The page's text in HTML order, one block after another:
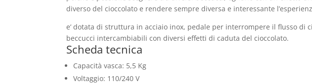
diverso del cioccolato e rendere sempre diversa e interessante
e’ dotata di struttura in acciaio inox, pedale per interrompere il flusso di
beccucci intercambiabili con diversi effetti di caduta del cioccolato.
Scheda tecnica
Capacità vasca: 5,5 Kg
Voltaggio: 110/240 V